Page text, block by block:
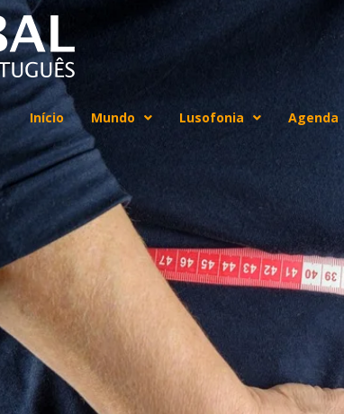
Início Mundo Lusofonia Agenda